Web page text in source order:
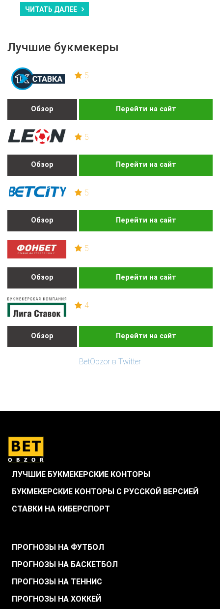
Лучшие букмекеры
5
Обзор Перейти на сайт
5
Обзор Перейти на сайт
5
Обзор Перейти на сайт
5
Обзор Перейти на сайт
4
Обзор Перейти на сайт
BetObzor в Twitter
ЧИТАТЬ ДАЛЕЕ
ЛУЧШИЕ БУКМЕКЕРСКИЕ КОНТОРЫ
БУКМЕКЕРСКИЕ КОНТОРЫ С РУССКОЙ ВЕРСИЕЙ
СТАВКИ НА КИБЕРСПОРТ
ПРОГНОЗЫ НА ФУТБОЛ
ПРОГНОЗЫ НА БАСКЕТБОЛ
ПРОГНОЗЫ НА ТЕННИС
ПРОГНОЗЫ НА ХОККЕЙ